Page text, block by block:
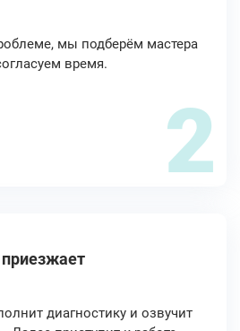
мы подберём мастера
время.
2
диагностику и озвучит